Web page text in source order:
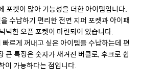
포켓이 많아 기능성을 더한 아이템입니다.
수납하기 편리한 전면 지퍼 포켓과 아이패
넉한 오픈 포켓이 마련되어 있습니다.
르게 꺼내고 싶은 아이템을 수납하는데 편
큰 특징은 숫자가 새겨진 버클로, 후크로 쉽
이 가능하다는 점입니다.